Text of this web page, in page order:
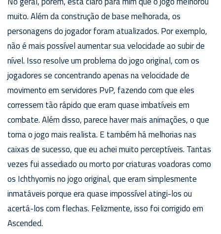
muito. Além da construção de base melhorada, os
personagens do jogador foram atualizados. Por exemplo,
não é mais possível aumentar sua velocidade ao subir de
nível. Isso resolve um problema do jogo original, com os
jogadores se concentrando apenas na velocidade de
movimento em servidores PvP, fazendo com que eles
corressem tão rápido que eram quase imbatíveis em
combate. Além disso, parece haver mais animações, o que
torna o jogo mais realista. E também há melhorias nas
caixas de sucesso, que eu achei muito perceptíveis. Tantas
vezes fui assediado ou morto por criaturas voadoras como
os Ichthyornis no jogo original, que eram simplesmente
inmatáveis porque era quase impossível atingi-los ou
acertá-los com flechas. Felizmente, isso foi corrigido em
Ascended.